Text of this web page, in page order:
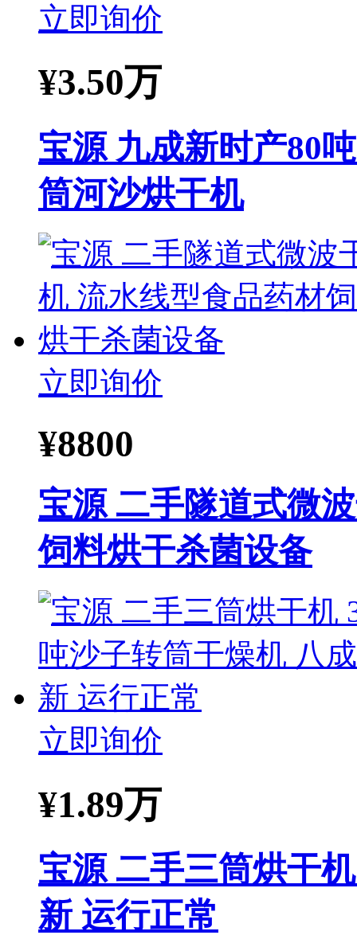
立即询价
¥3.50万
宝源 九成新时产80
筒河沙烘干机
立即询价
¥8800
宝源 二手隧道式微
饲料烘干杀菌设备
立即询价
¥1.89万
宝源 二手三筒烘干
新 运行正常